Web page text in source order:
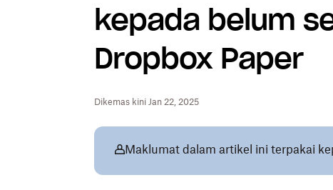
kepada belum
Dropbox Paper
Dikemas kini Jan 22, 2025
Maklumat dalam artikel ini terpakai